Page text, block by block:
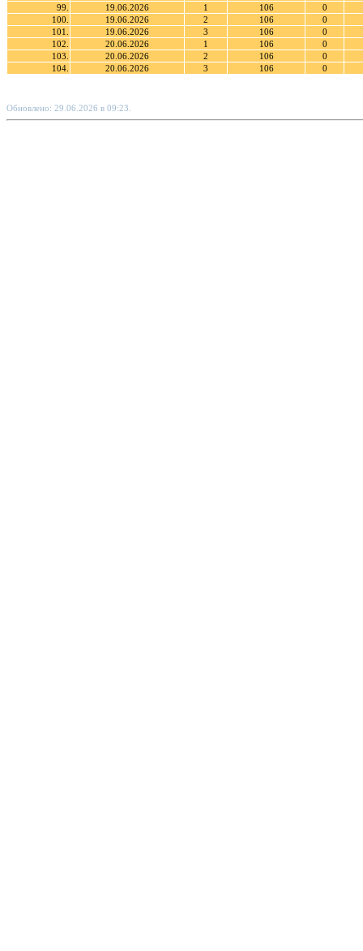
99.
19.06.2026 1 106
0
100.
19.06.2026 2 106
0
101.
19.06.2026 3 106
0
102.
20.06.2026 1 106
0
103.
20.06.2026 2 106
0
104.
20.06.2026 3 106 0
Обновлено: 29.06.2026 в 09:23.